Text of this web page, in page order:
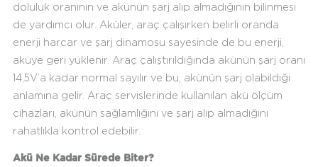
doluluk oranının ve akünün şarj alıp almadığının bilinmesi
de yardımcı olur. Aküler, araç çalışırken belirli oranda
enerji harcar ve şarj dinamosu sayesinde de bu enerji,
aküye geri yüklenir. Araç çalıştırıldığında akünün şarj oranı
14,5V’a kadar normal sayılır ve bu, akünün şarj olabildiği
anlamına gelir. Araç servislerinde kullanılan akü ölçüm
cihazları, akünün sağlamlığını ve şarj alıp almadığını
rahatlıkla kontrol edebilir.
Akü Ne Kadar Sürede Biter?